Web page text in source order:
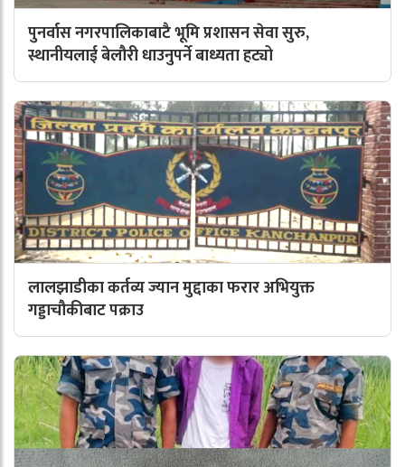
पुनर्वास नगरपालिकाबाटै भूमि प्रशासन सेवा सुरु,
स्थानीयलाई बेलौरी धाउनुपर्ने बाध्यता हट्यो
लालझाडीका कर्तव्य ज्यान मुद्दाका फरार अभियुक्त
गड्डाचौकीबाट पक्राउ